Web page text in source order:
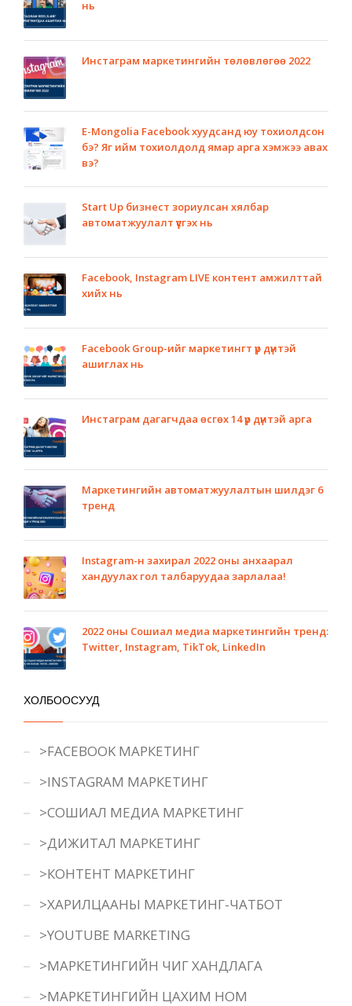
нь
Инстаграм маркетингийн төлөвлөгөө 2022
E-Mongolia Facebook хуудсанд юу тохиолдсон
бэ? Яг ийм тохиолдолд ямар арга хэмжээ авах
вэ?
Start Up бизнест зориулсан хялбар
автоматжуулалт үүсгэх нь
Facebook, Instagram LIVE контент амжилттай
хийх нь
Facebook Group-ийг маркетингт үр дүнтэй
ашиглах нь
Инстаграм дагагчдаа өсгөх 14 үр дүнтэй арга
Маркетингийн автоматжуулалтын шилдэг 6
тренд
Instagram-н захирал 2022 оны анхаарал
хандуулах гол талбаруудаа зарлалаа!
2022 оны Сошиал медиа маркетингийн тренд:
Twitter, Instagram, TikTok, LinkedIn
ХОЛБООСУУД
>FACEBOOK МАРКЕТИНГ
>INSTAGRAM МАРКЕТИНГ
>СОШИАЛ МЕДИА МАРКЕТИНГ
>ДИЖИТАЛ МАРКЕТИНГ
>КОНТЕНТ МАРКЕТИНГ
>ХАРИЛЦААНЫ МАРКЕТИНГ-ЧАТБОТ
>YOUTUBE MARKETING
>МАРКЕТИНГИЙН ЧИГ ХАНДЛАГА
>МАРКЕТИНГИЙН ЦАХИМ НОМ